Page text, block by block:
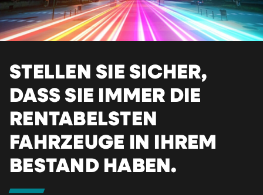
STELLEN SIE SICHER,
DASS SIE IMMER DIE
RENTABELSTEN
FAHRZEUGE IN IHREM
BESTAND HABEN.